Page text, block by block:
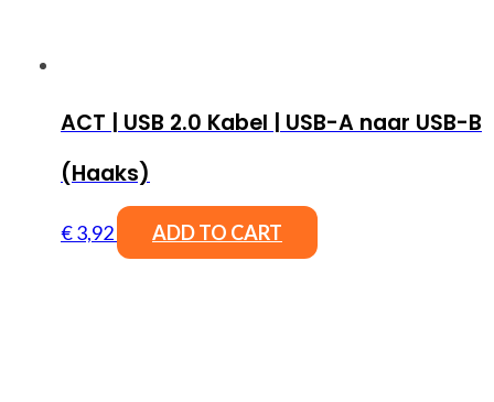
ACT | USB 2.0 Kabel | USB-A naar USB-B
(Haaks)
€3,92 ADD TO CART